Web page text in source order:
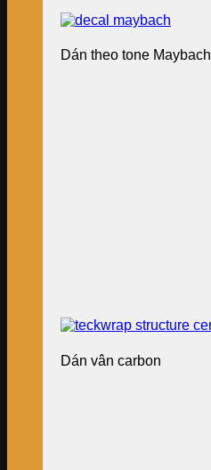
Dán theo tone Maybach
Dán vân carbon